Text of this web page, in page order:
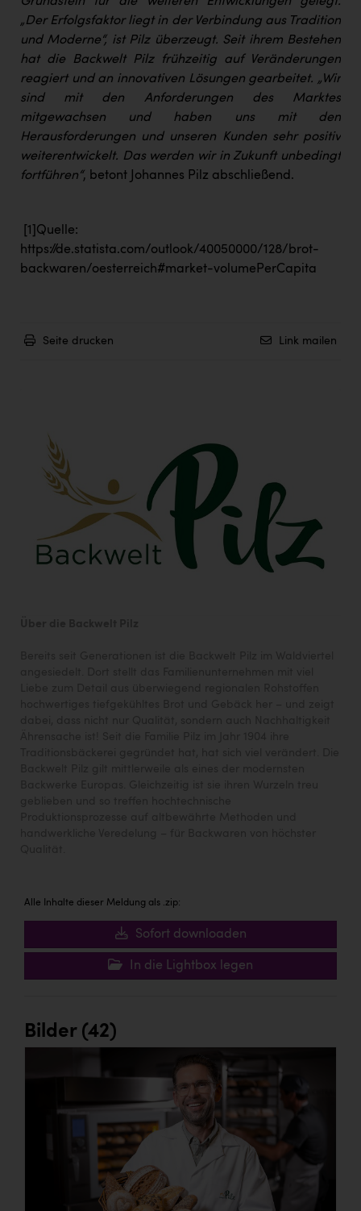
„Der Erfolgsfaktor liegt in der Verbindung aus Tradition
und Moderne“, ist Pilz überzeugt. Seit ihrem Bestehen
hat die Backwelt Pilz frühzeitig auf Veränderungen
reagiert und an innovativen Lösungen gearbeitet. „Wir
sind mit den Anforderungen des Marktes
mitgewachsen und haben uns mit den
Herausforderungen und unseren Kunden sehr positiv
weiterentwickelt. Das werden wir in Zukunft unbedingt
fortführen“, betont Johannes Pilz abschließend.
[1] Quelle:
https://de.statista.com/outlook/40050000/128/brot-
backwaren/oesterreich#market-volumePerCapita
Seite drucken Link mailen
Alle Inhalte dieser Meldung als .zip:
Sofort downloaden
In die Lightbox legen
Bilder (42)